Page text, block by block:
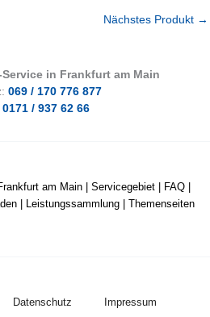
Nächstes Produkt →
Service in Frankfurt am Main
069 / 170 776 877
0171 / 937 62 66
am Main Servicegebiet FAQ
Leistungssammlung Themenseiten
Datenschutz Impressum